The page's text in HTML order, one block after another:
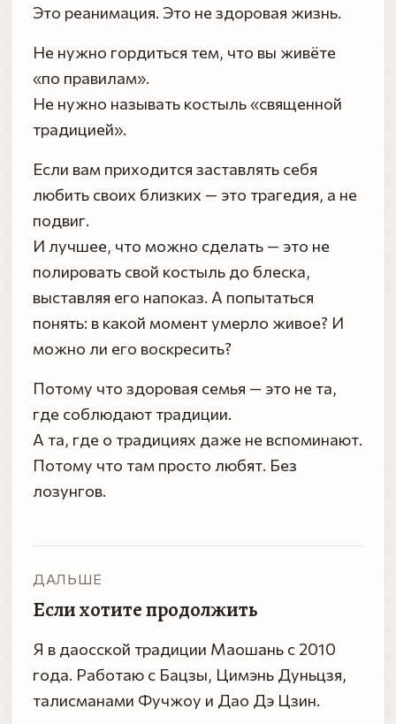
Это реанимация. Это не здоровая жизнь.
Не нужно гордиться тем, что вы живёте
«по правилам».
Не нужно называть костыль «священной
традицией».
Если вам приходится заставлять себя
любить своих близких — это трагедия, а не
подвиг.
И лучшее, что можно сделать — это не
полировать свой костыль до блеска,
выставляя его напоказ. А попытаться
понять: в какой момент умерло живое? И
можно ли его воскресить?
Потому что здоровая семья — это не та,
где соблюдают традиции.
А та, где о традициях даже не вспоминают.
Потому что там просто любят. Без
лозунгов.
ДАЛЬШЕ
Если хотите продолжить
Я в даосской традиции Маошань с 2010
года. Работаю с Бацзы, Цимэнь Дуньцзя,
талисманами Фучжоу и Дао Дэ Цзин.